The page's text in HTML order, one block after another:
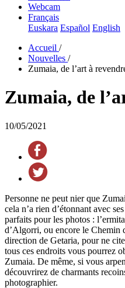
Webcam
Français
Euskara Español English
Accueil /
Nouvelles /
Zumaia, de l’art à
Zumaia, de
10/05/2021
Personne ne peut nier que
cela n’a rien d’étonnant avec
parfaits pour les photos :
d’Algorri, ou encore le Chemin
direction de Getaria, pour ne
tous ces endroits vous pourrez o
Zumaia. De même, si vous
découvrirez de charmants
photographier.